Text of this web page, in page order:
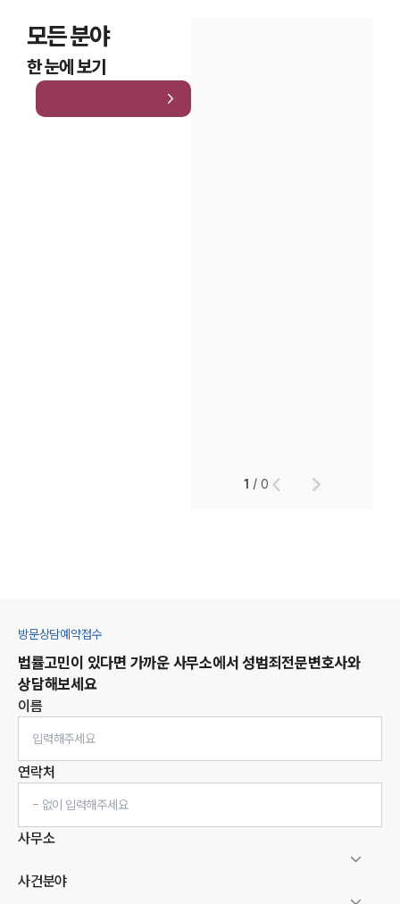
모든 분야
한 눈에 보기
1 /0
방문상담예약접수
법률고민이 있다면 가까운 사무소에서 성범죄전문변호사와
상담해보세요
이름
연락처
사무소
사건분야